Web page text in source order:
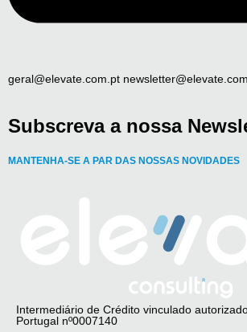
geral@elevate.com.pt
Subscreva a nossa
MANTENHA-SE A PAR DAS NOSSAS NOVIDADES
Intermediário de Crédito vinculado
Portugal nº0007140